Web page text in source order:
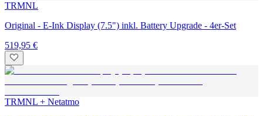
TRMNL
Original - E-Ink Display (7.5") inkl. Battery Upgrade - 4er-Set
519,95 €
TRMNL + Netatmo